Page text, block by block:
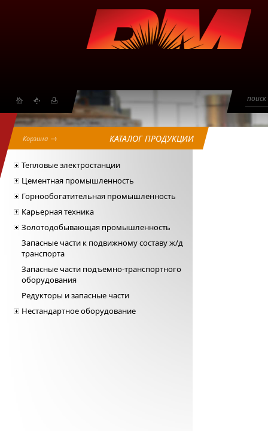
КАТАЛОГ ПРОДУКЦИИ
Корзина
Тепловые электростанции
Цементная промышленность
Горнообогатительная промышленность
Карьерная техника
Золотодобывающая промышленность
Запасные части к подвижному составу ж/д
транспорта
Запасные части подъемно-транспортного
оборудования
Редукторы и запасные части
Нестандартное оборудование